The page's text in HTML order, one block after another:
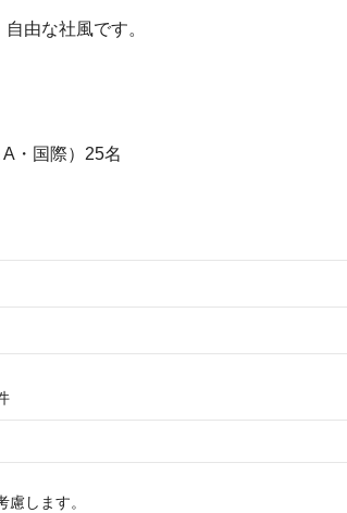
由な社風です。
・国際）25名
します。